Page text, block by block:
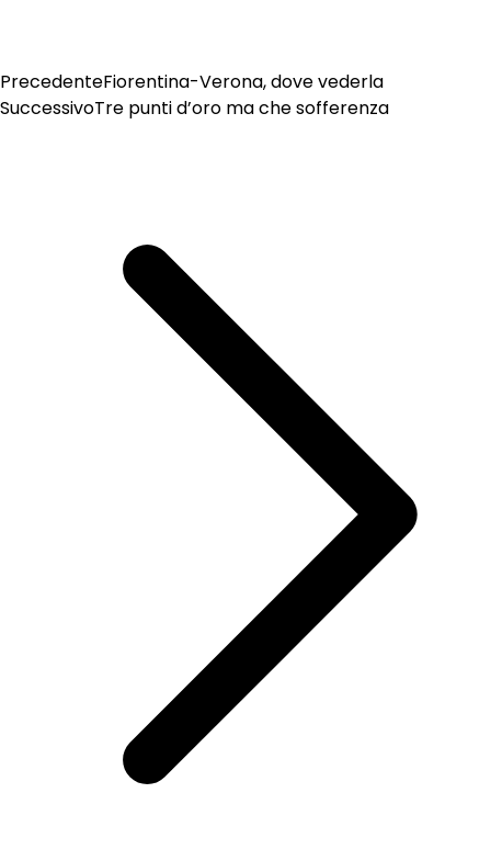
PrecedenteFiorentina-Verona, dove vederla
SuccessivoTre punti d’oro ma che sofferenza